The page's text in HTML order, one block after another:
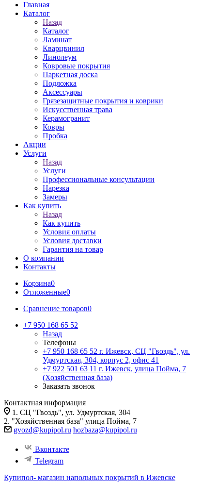
Главная
Каталог
Назад
Каталог
Ламинат
Кварцвинил
Линолеум
Ковровые покрытия
Паркетная доска
Подложка
Аксессуары
Грязезащитные покрытия и коврики
Искусственная трава
Керамогранит
Ковры
Пробка
Акции
Услуги
Назад
Услуги
Профессиональные консультации
Нарезка
Замеры
Как купить
Назад
Как купить
Условия оплаты
Условия доставки
Гарантия на товар
О компании
Контакты
Корзина0
Отложенные0
Сравнение товаров0
+7 950 168 65 52
Назад
Телефоны
+7 950 168 65 52 г. Ижевск, СЦ "Гвоздь", ул.
Удмуртская, 304, корпус 2, офис 41
+7 922 501 63 11 г. Ижевск, улица Пойма, 7
(Хозяйственная база)
Заказать звонок
Контактная информация
1. СЦ "Гвоздь", ул. Удмуртская, 304
2. "Хозяйственная база" улица Пойма, 7
gvozd@kupipol.ru hozbaza@kupipol.ru
Вконтакте
Telegram
Купипол- магазин напольных покрытий в Ижевске